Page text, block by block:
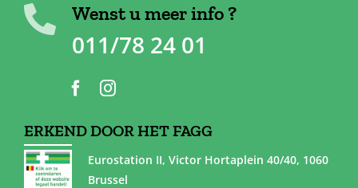
Wenst u meer info ?
011/78 24 01
ERKEND DOOR HET FAGG
Eurostation II, Victor Hortaplein 40/40, 1060
Brussel